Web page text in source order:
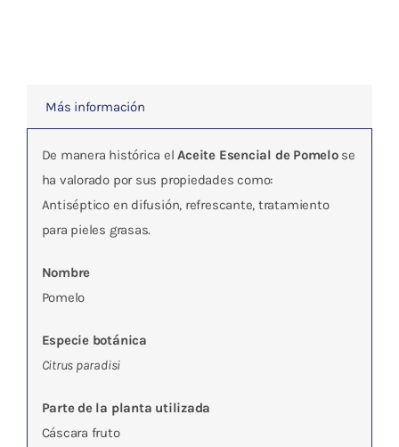
Más información
De manera histórica elAceite Esencial de Pomelose
ha valorado por sus propiedades como:
Antiséptico en difusión, refrescante, tratamiento
para pieles grasas.
Nombre
Pomelo
Especie botánica
Citrus paradisi
Parte de la planta utilizada
Cáscara fruto